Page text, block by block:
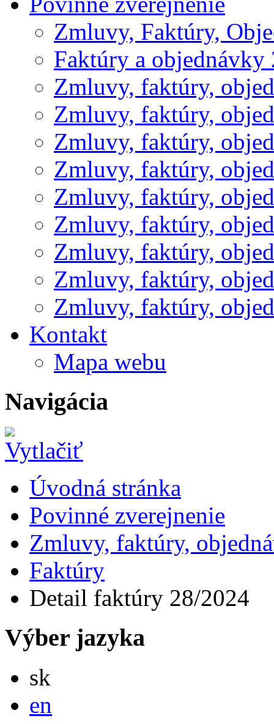
Zmluvy, Faktúry,
Faktúry a objednávky
Zmluvy, faktúry,
Zmluvy, faktúry,
Zmluvy, faktúry,
Zmluvy, faktúry,
Zmluvy, faktúry,
Zmluvy, faktúry,
Zmluvy, faktúry,
Zmluvy, faktúry,
Zmluvy, faktúry,
Kontakt
Mapa webu
Navigácia
Úvodná stránka
Povinné zverejnenie
Zmluvy, faktúry,
Faktúry
Detail faktúry 28/2024
Výber jazyka
sk
en